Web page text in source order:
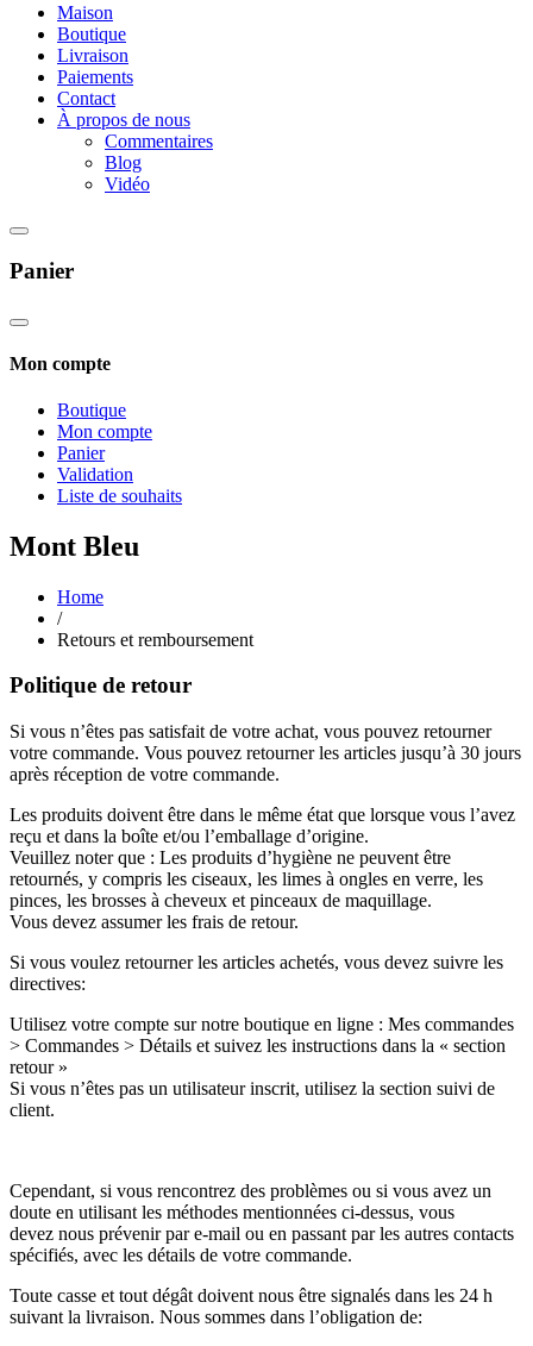
Maison
Boutique
Livraison
Paiements
Contact
À propos de nous
Commentaires
Blog
Vidéo
Panier
Mon compte
Boutique
Mon compte
Panier
Validation
Liste de souhaits
Mont Bleu
Home
/
Retours et remboursement
Politique de retour
Si vous n’êtes pas satisfait de votre achat, vous pouvez retourner
votre commande. Vous pouvez retourner les articles jusqu’à 30 jours
après réception de votre commande.
Les produits doivent être dans le même état que lorsque vous l’avez
reçu et dans la boîte et/ou l’emballage d’origine.
Veuillez noter que : Les produits d’hygiène ne peuvent être
retournés, y compris les ciseaux, les limes à ongles en verre, les
pinces, les brosses à cheveux et pinceaux de maquillage.
Vous devez assumer les frais de retour.
Si vous voulez retourner les articles achetés, vous devez suivre les
directives:
Utilisez votre compte sur notre boutique en ligne : Mes commandes
> Commandes > Détails et suivez les instructions dans la « section
retour »
Si vous n’êtes pas un utilisateur inscrit, utilisez la section suivi de
client.
Cependant, si vous rencontrez des problèmes ou si vous avez un
doute en utilisant les méthodes mentionnées ci-dessus, vous
devez nous prévenir par e-mail ou en passant par les autres contacts
spécifiés, avec les détails de votre commande.
Toute casse et tout dégât doivent nous être signalés dans les 24 h
suivant la livraison. Nous sommes dans l’obligation de: